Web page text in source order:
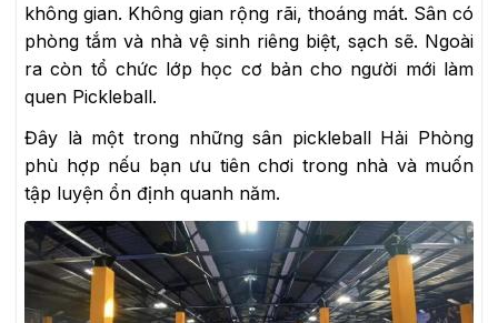
không gian. Không gian rộng rãi, thoáng mát. Sân có
phòng tắm và nhà vệ sinh riêng biệt, sạch sẽ. Ngoài
ra còn tổ chức lớp học cơ bản cho người mới làm
quen Pickleball.
Đây là một trong những sân pickleball Hải Phòng
phù hợp nếu bạn ưu tiên chơi trong nhà và muốn
tập luyện ổn định quanh năm.